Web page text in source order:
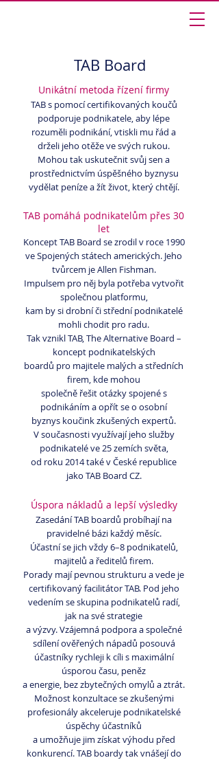
TAB Board
Unikátní metoda řízení firmy
TAB s pomocí certifikovaných koučů
podporuje podnikatele, aby lépe
rozuměli podnikání, vtiskli mu řád a
drželi jeho otěže ve svých rukou.
Mohou tak uskutečnit svůj sen a
prostřednictvím úspěšného byznysu
vydělat peníze a žít život, který chtějí.
TAB pomáhá podnikatelům přes 30
let
Koncept TAB Board se zrodil v roce 1990
ve Spojených státech amerických. Jeho
tvůrcem je Allen Fishman.
Impulsem pro něj byla potřeba vytvořit
společnou platformu,
kam by si drobní či střední podnikatelé
mohli chodit pro radu.
Tak vznikl TAB, The Alternative Board –
koncept podnikatelských
boardů pro majitele malých a středních
firem, kde mohou
společně řešit otázky spojené s
podnikáním a opřít se o osobní
byznys koučink zkušených expertů.
V současnosti využívají jeho služby
podnikatelé ve 25 zemích světa,
od roku 2014 také v České republice
jako TAB Board CZ.
Úspora nákladů a lepší výsledky
Zasedání TAB boardů probíhají na
pravidelné bázi každý měsíc.
Účastní se jich vždy 6–8 podnikatelů,
majitelů a ředitelů firem.
Porady mají pevnou strukturu a vede je
certifikovaný facilitátor TAB. Pod jeho
vedením se skupina podnikatelů radí,
jak na své strategie
a výzvy. Vzájemná podpora a společné
sdílení ověřených nápadů posouvá
účastníky rychleji k cíli s maximální
úsporou času, peněz
a energie, bez zbytečných omylů a ztrát.
Možnost konzultace se zkušenými
profesionály akceleruje podnikatelské
úspěchy účastníků
a umožňuje jim získat výhodu před
konkurencí. TAB boardy tak vnášejí do